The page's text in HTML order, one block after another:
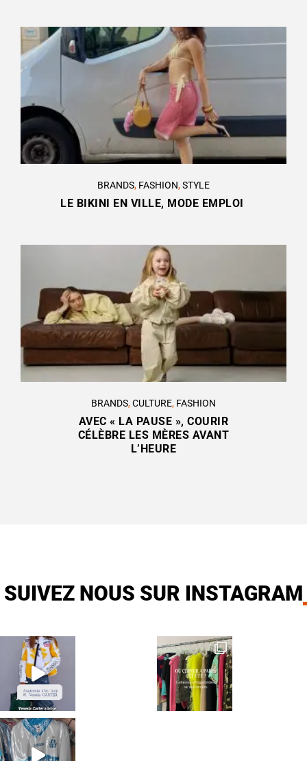
BRANDS, FASHION,STYLE
LE BIKINI EN VILLE, MODE EMPLOI
BRANDS,CULTURE, FASHION
AVEC « LA PAUSE », COURIR
CÉLÈBRE LES MÈRES AVANT
L’HEURE
SUIVEZ NOUS SUR INSTAGRAM